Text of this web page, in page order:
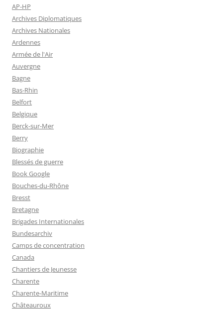
AP-HP
Archives Diplomatiques
Archives Nationales
Ardennes
Armée de l'Air
Auvergne
Bagne
Bas-Rhin
Belfort
Belgique
Berck-sur-Mer
Berry
Biographie
Blessés de guerre
Book Google
Bouches-du-Rhône
Bresst
Bretagne
Brigades Internationales
Bundesarchiv
Camps de concentration
Canada
Chantiers de Jeunesse
Charente
Charente-Maritime
Châteauroux